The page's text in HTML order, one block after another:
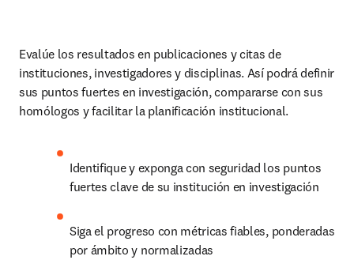
Evalúe los resultados en publicaciones y citas de
instituciones, investigadores y disciplinas. Así podrá definir
sus puntos fuertes en investigación, compararse con sus
homólogos y facilitar la planificación institucional.
Identifique y exponga con seguridad los puntos
fuertes clave de su institución en investigación
Siga el progreso con métricas fiables, ponderadas
por ámbito y normalizadas